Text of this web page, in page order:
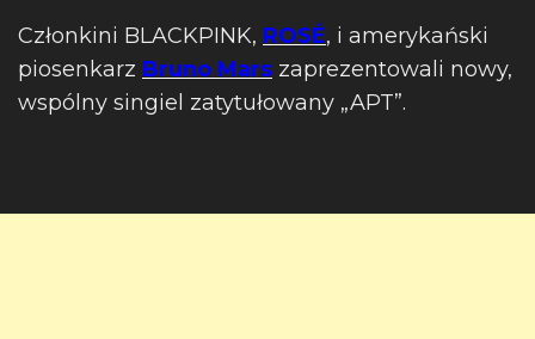
Członkini BLACKPINK, ROSÉ, i amerykański
piosenkarz Bruno Mars zaprezentowali nowy,
wspólny singiel zatytułowany „APT”.